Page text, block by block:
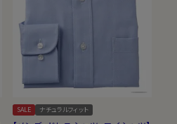
SALE ナチュラルフィット